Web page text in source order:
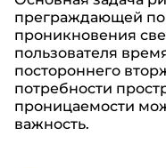
преграждающей
проникновения
пользователя
постороннего
потребности
проницаемости
важность.